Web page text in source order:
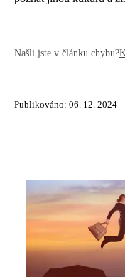
Našli jste v článku chybu?
Publikováno: 06. 12. 2024